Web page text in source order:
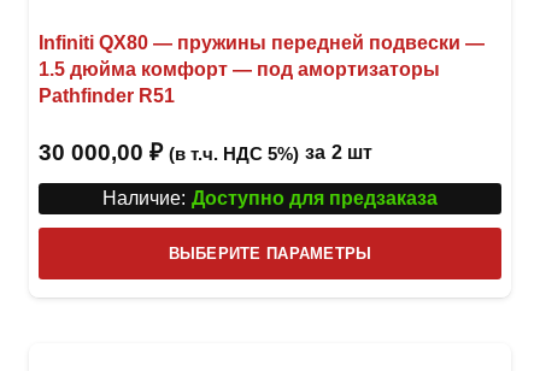
Infiniti QX80 — пружины передней подвески —
1.5 дюйма комфорт — под амортизаторы
Pathfinder R51
30 000,00 ₽ (в т.ч. НДС 5%) за 2 шт
Наличие: Доступно для предзаказа
ВЫБЕРИТЕ ПАРАМЕТРЫ
товар